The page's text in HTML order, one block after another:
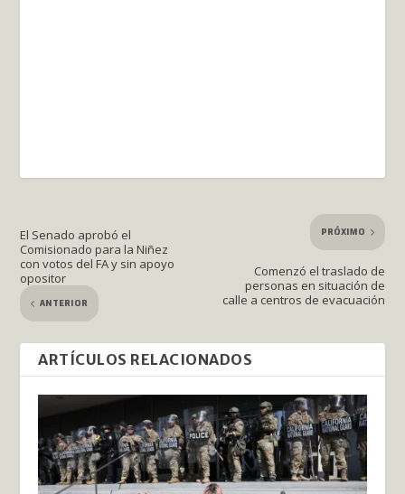
El Senado aprobó el
Comisionado para la Niñez
con votos del FA y sin apoyo
opositor
ANTERIOR
PRÓXIMO
Comenzó el traslado de
personas en situación de
calle a centros de evacuación
ARTÍCULOS RELACIONADOS